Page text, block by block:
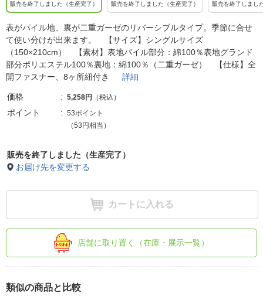
販売を終了しました（生産完了） 販売を終了しました（生産完了） 販売を終了しまし
表がパイル地、裏が二重ガーゼのリバーシブルタイプ。季節に合せ
て使い分けが出来ます。 【サイズ】シングルサイズ
（150×210cm） 【素材】表地パイル部分：綿100％表地グランド
部分ポリエステル100％裏地：綿100％（二重ガーゼ） 【仕様】全
開ファスナー、8ヶ所紐付き 詳細
価格 5,258円 （税込）
ポイント
53ポイント
（53円相当）
販売を終了しました（生産完了）
お届け先を変更する
カートに入れる
店舗に取り置く（在庫・展示一覧）
類似の商品と比較